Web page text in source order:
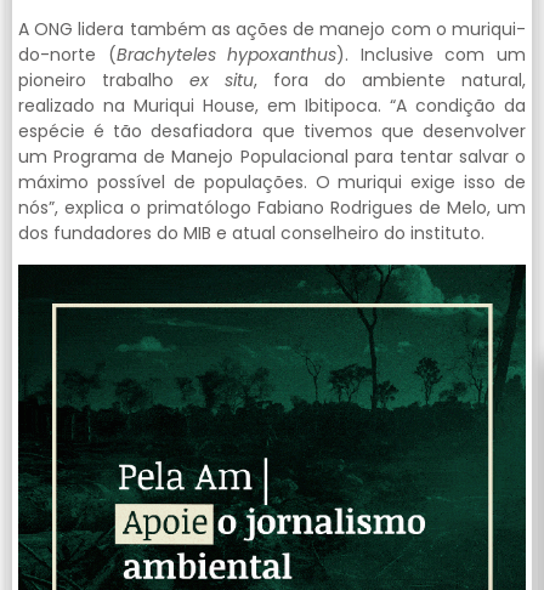
A ONG lidera também as ações de manejo com o muriqui-
do-norte (Brachyteles hypoxanthus). Inclusive com um
pioneiro trabalho ex situ, fora do ambiente natural,
realizado na Muriqui House, em Ibitipoca. “A condição da
espécie é tão desafiadora que tivemos que desenvolver
um Programa de Manejo Populacional para tentar salvar o
máximo possível de populações. O muriqui exige isso de
nós”, explica o primatólogo Fabiano Rodrigues de Melo, um
dos fundadores do MIB e atual conselheiro do instituto.